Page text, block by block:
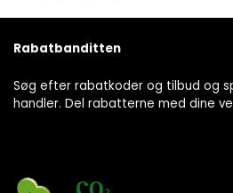
Rabatbanditten
Søg efter rabatkoder og tilbud og
handler. Del rabatterne med dine